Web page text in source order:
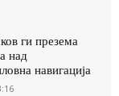
ги презема
над
навигација